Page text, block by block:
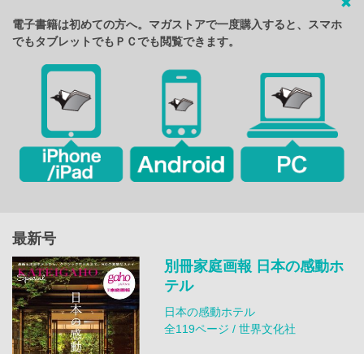
電子書籍は初めての方へ。マガストアで一度購入すると、スマホ
でもタブレットでもＰＣでも閲覧できます。
最新号
別冊家庭画報 日本の感動ホ
テル
日本の感動ホテル
全119ページ / 世界文化社